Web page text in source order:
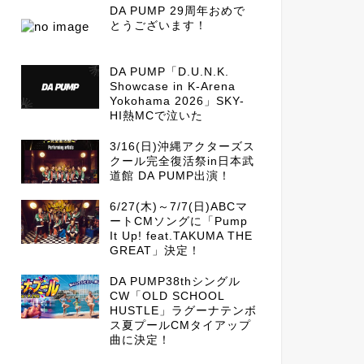
DA PUMP 29周年おめで
とうございます！
DA PUMP「D.U.N.K.
Showcase in K-Arena
Yokohama 2026」SKY-
HI熱MCで泣いた
3/16(日)沖縄アクターズス
クール完全復活祭in日本武
道館 DA PUMP出演！
6/27(木)～7/7(日)ABCマ
ートCMソングに「Pump
It Up! feat.TAKUMA THE
GREAT」決定！
DA PUMP38thシングル
CW「OLD SCHOOL
HUSTLE」ラグーナテンボ
ス夏プールCMタイアップ
曲に決定！